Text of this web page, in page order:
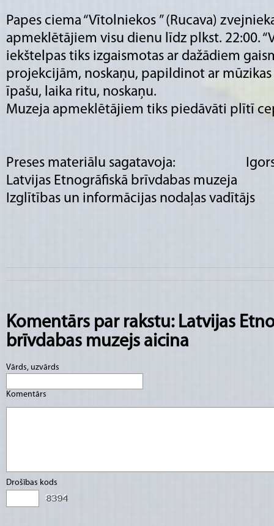
Papes ciema “Vītolniekos ” (Rucava)
apmeklētājiem visu dienu līdz plkst. 22:00.
iekštelpas tiks izgaismotas ar dažādiem
projekcijām, noskaņu, papildinot ar mūzikas
īpašu, laika ritu, noskaņu.
Muzeja apmeklētājiem tiks piedāvāti plītī
Preses materiālu sagatavoja: Igors
Latvijas Etnogrāfiskā brīvdabas muzeja
Izglītības un informācijas nodaļas vadītājs
Komentārs par rakstu: Latvijas
brīvdabas muzejs aicina
Vārds, uzvārds
Komentārs
Drošības kods